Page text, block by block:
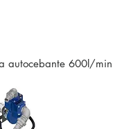
autocebante 600l/min